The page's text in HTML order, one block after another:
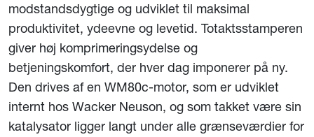
modstandsdygtige og udviklet til maksimal
produktivitet, ydeevne og levetid. Totaktsstamperen
giver høj komprimeringsydelse og
betjeningskomfort, der hver dag imponerer på ny.
Den drives af en WM80c-motor, som er udviklet
internt hos Wacker Neuson, og som takket være sin
katalysator ligger langt under alle grænseværdier for